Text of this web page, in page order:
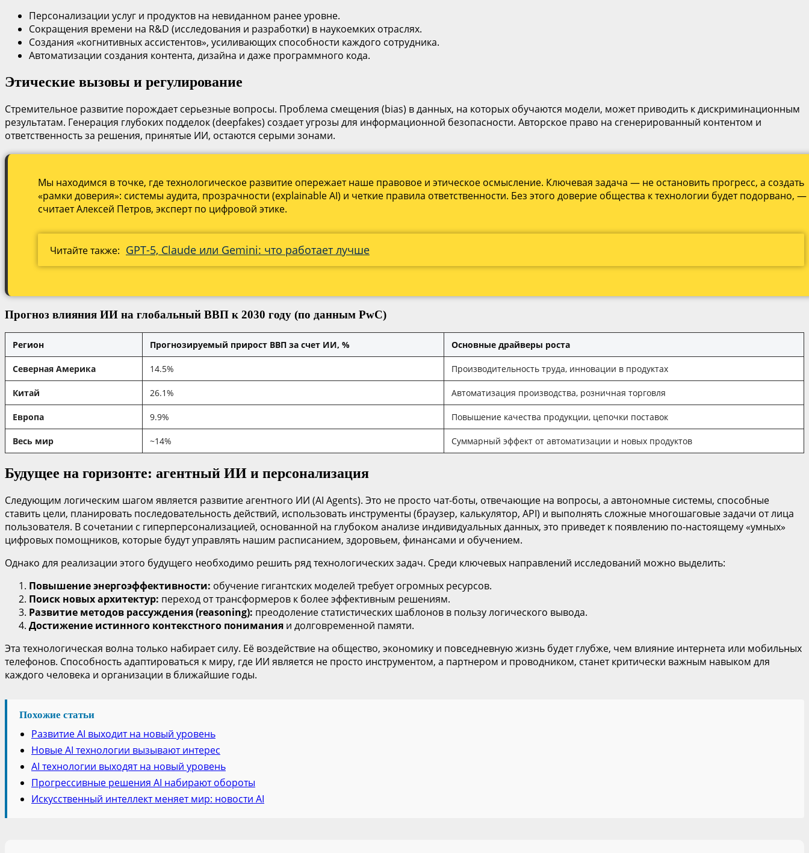
Персонализации услуг и продуктов на невиданном ранее уровне.
Сокращения времени на R&D (исследования и разработки) в наукоемких отраслях.
Создания «когнитивных ассистентов», усиливающих способности каждого сотрудника.
Автоматизации создания контента, дизайна и даже программного кода.
Этические вызовы и регулирование
Стремительное развитие порождает серьезные вопросы. Проблема смещения (bias) в данных, на которых обучаются модели, может приводить к дискриминационным
результатам. Генерация глубоких подделок (deepfakes) создает угрозы для информационной безопасности. Авторское право на сгенерированный контентом и
ответственность за решения, принятые ИИ, остаются серыми зонами.
Мы находимся в точке, где технологическое развитие опережает наше правовое и этическое осмысление. Ключевая задача — не остановить прогресс, а создать
«рамки доверия»: системы аудита, прозрачности (explainable AI) и четкие правила ответственности. Без этого доверие общества к технологии будет подорвано, —
считает Алексей Петров, эксперт по цифровой этике.
Читайте также: GPT-5, Claude или Gemini: что работает лучше
Прогноз влияния ИИ на глобальный ВВП к 2030 году (по данным PwC)
Регион Прогнозируемый прирост ВВП за счет ИИ, % Основные драйверы роста
Северная Америка 14.5% Производительность труда, инновации в продуктах
Китай 26.1% Автоматизация производства, розничная торговля
Европа 9.9% Повышение качества продукции, цепочки поставок
Весь мир ~14% Суммарный эффект от автоматизации и новых продуктов
Будущее на горизонте: агентный ИИ и персонализация
Следующим логическим шагом является развитие агентного ИИ (AI Agents). Это не просто чат-боты, отвечающие на вопросы, а автономные системы, способные
ставить цели, планировать последовательность действий, использовать инструменты (браузер, калькулятор, API) и выполнять сложные многошаговые задачи от лица
пользователя. В сочетании с гиперперсонализацией, основанной на глубоком анализе индивидуальных данных, это приведет к появлению по-настоящему «умных»
цифровых помощников, которые будут управлять нашим расписанием, здоровьем, финансами и обучением.
Однако для реализации этого будущего необходимо решить ряд технологических задач. Среди ключевых направлений исследований можно выделить:
Повышение энергоэффективности: обучение гигантских моделей требует огромных ресурсов.
Поиск новых архитектур: переход от трансформеров к более эффективным решениям.
Развитие методов рассуждения (reasoning): преодоление статистических шаблонов в пользу логического вывода.
Достижение истинного контекстного понимания и долговременной памяти.
Эта технологическая волна только набирает силу. Её воздействие на общество, экономику и повседневную жизнь будет глубже, чем влияние интернета или мобильных
телефонов. Способность адаптироваться к миру, где ИИ является не просто инструментом, а партнером и проводником, станет критически важным навыком для
каждого человека и организации в ближайшие годы.
Похожие статьи
Развитие AI выходит на новый уровень
Новые AI технологии вызывают интерес
AI технологии выходят на новый уровень
Прогрессивные решения AI набирают обороты
Искусственный интеллект меняет мир: новости AI